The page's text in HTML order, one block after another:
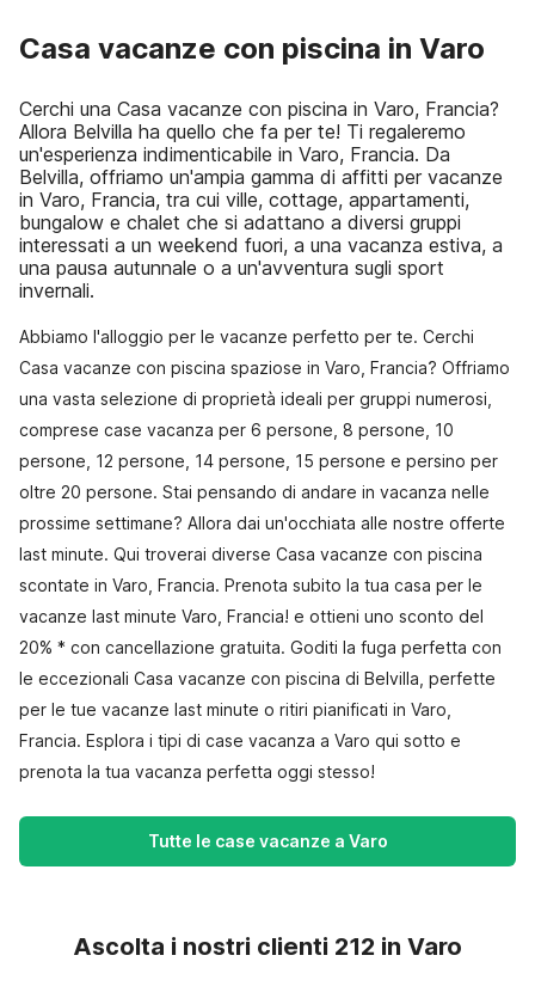
Casa vacanze con piscina in Varo
Cerchi una Casa vacanze con piscina in Varo, Francia?
Allora Belvilla ha quello che fa per te! Ti regaleremo
un'esperienza indimenticabile in Varo, Francia. Da
Belvilla, offriamo un'ampia gamma di affitti per vacanze
in Varo, Francia, tra cui ville, cottage, appartamenti,
bungalow e chalet che si adattano a diversi gruppi
interessati a un weekend fuori, a una vacanza estiva, a
una pausa autunnale o a un'avventura sugli sport
invernali.
Abbiamo l'alloggio per le vacanze perfetto per te. Cerchi
Casa vacanze con piscina spaziose in Varo, Francia? Offriamo
una vasta selezione di proprietà ideali per gruppi numerosi,
comprese case vacanza per 6 persone, 8 persone, 10
persone, 12 persone, 14 persone, 15 persone e persino per
oltre 20 persone. Stai pensando di andare in vacanza nelle
prossime settimane? Allora dai un'occhiata alle nostre offerte
last minute. Qui troverai diverse Casa vacanze con piscina
scontate in Varo, Francia. Prenota subito la tua casa per le
vacanze last minute Varo, Francia! e ottieni uno sconto del
20% * con cancellazione gratuita. Goditi la fuga perfetta con
le eccezionali Casa vacanze con piscina di Belvilla, perfette
per le tue vacanze last minute o ritiri pianificati in Varo,
Francia. Esplora i tipi di case vacanza a Varo qui sotto e
prenota la tua vacanza perfetta oggi stesso!
Tutte le case vacanze a Varo
Ascolta i nostri clienti 212 in Varo